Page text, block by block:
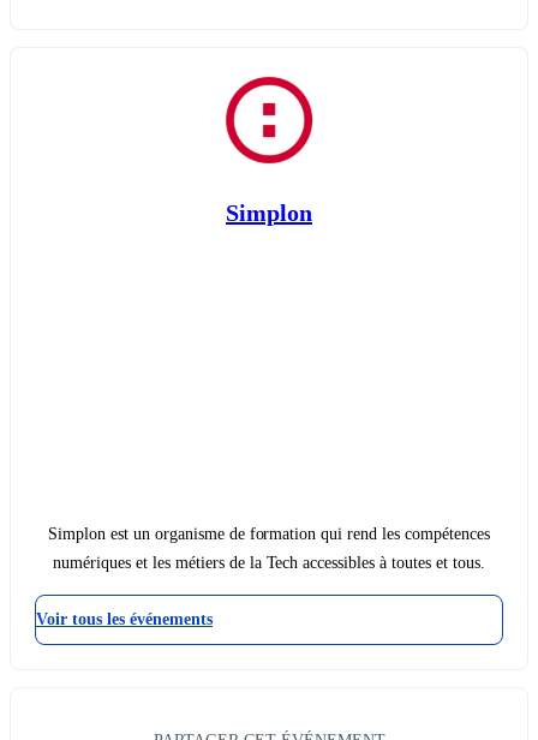
Simplon
Simplon est un organisme de formation qui rend les compétences
numériques et les métiers de la Tech accessibles à toutes et tous.
Voir tous les événements